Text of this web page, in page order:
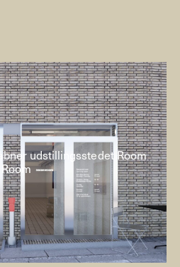
udstillingsstedet Room
Room